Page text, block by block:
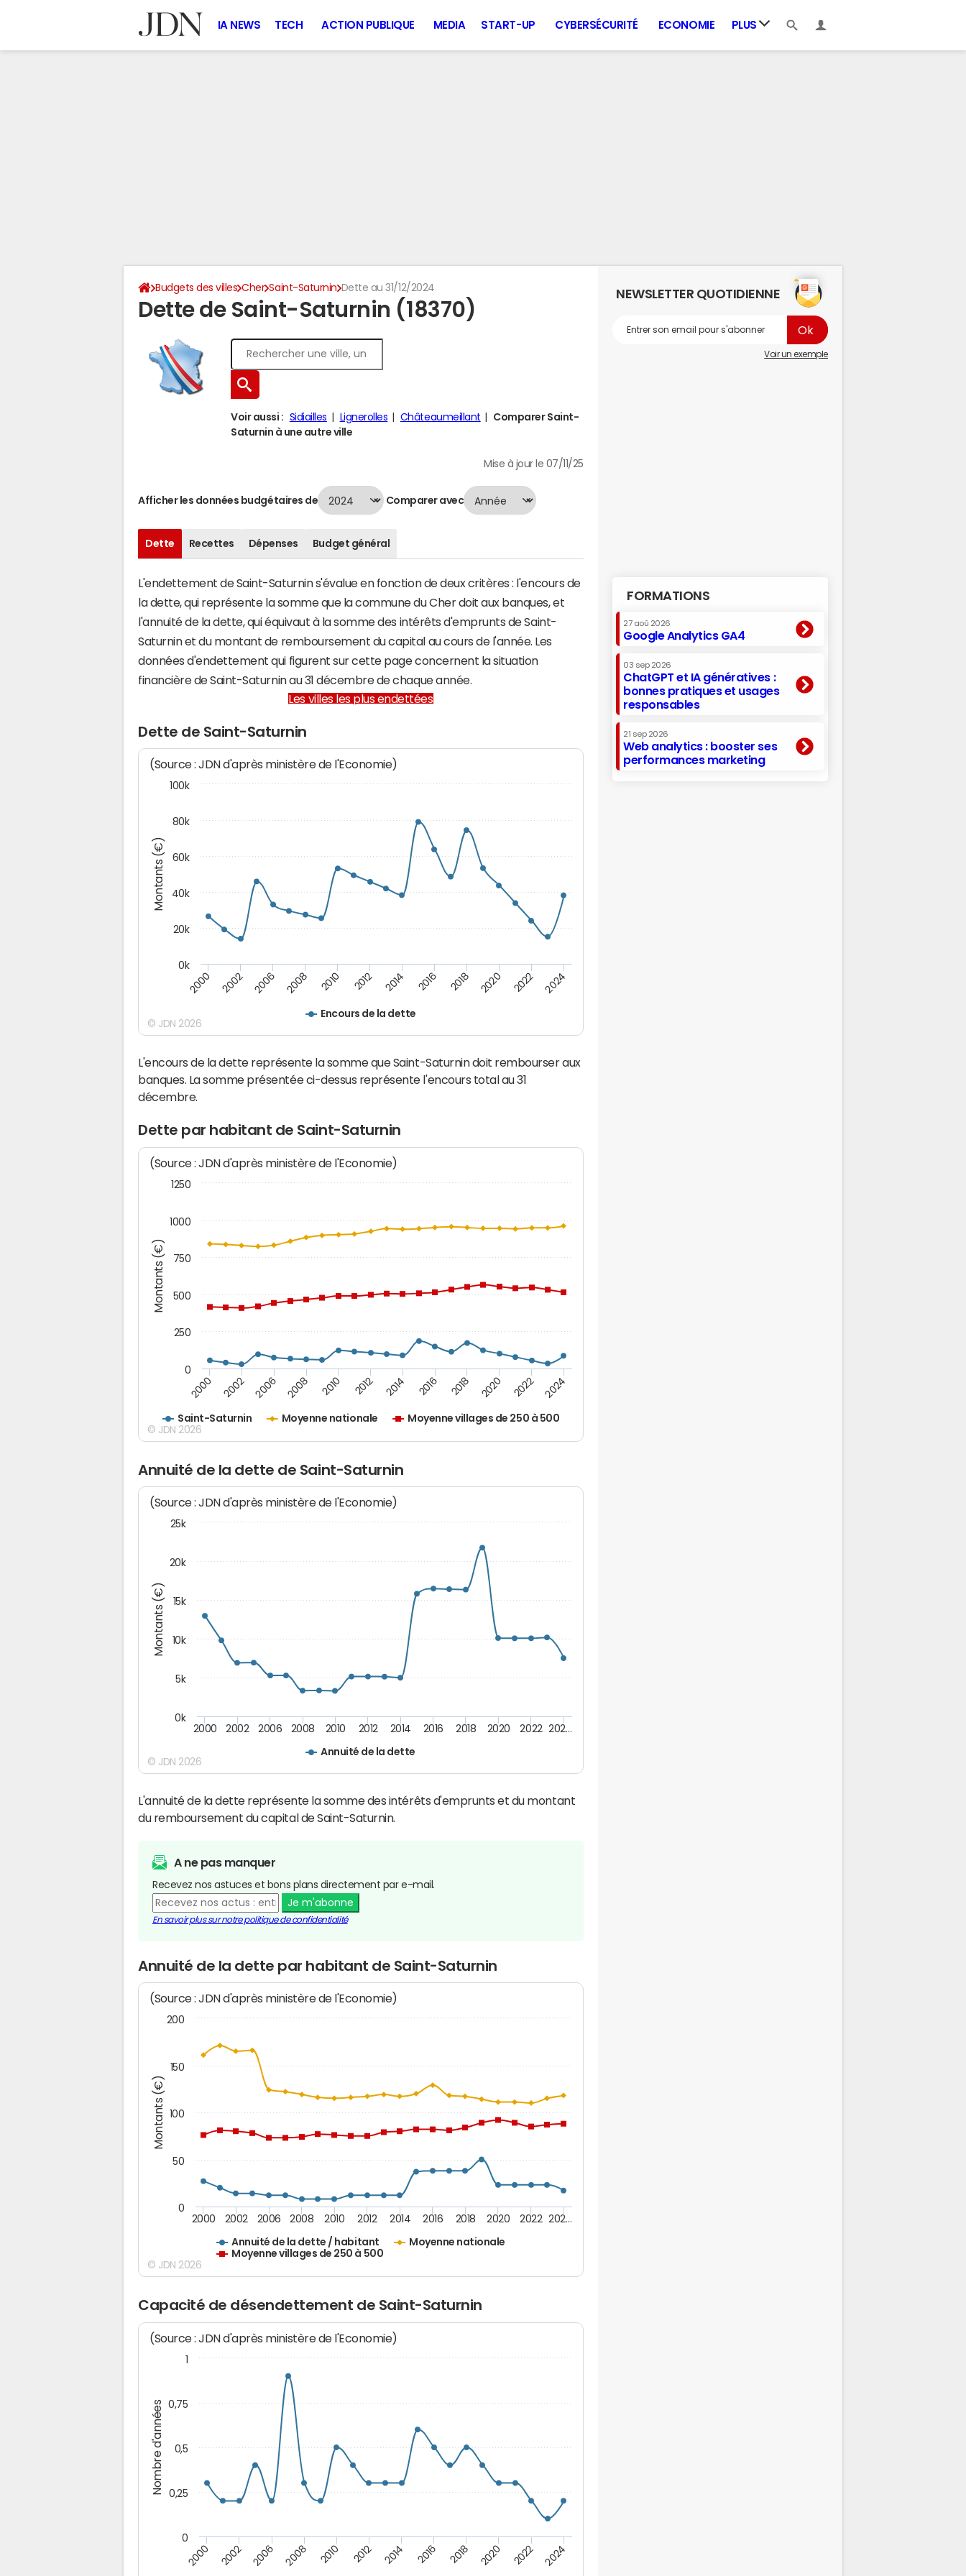
IA NEWS TECH ACTION PUBLIQUE MEDIA START-UP CYBERSÉCURITÉ ECONOMIE PLUS
Budgets des villes Cher Saint-Saturnin Dette au 31/12/2024
Dette de Saint-Saturnin (18370)
Voir aussi : Sidiailles Lignerolles Châteaumeillant
Comparer Saint-
Saturnin à une autre ville
Mise à jour le 07/11/25
Afficher les données budgétaires de Comparer avec
Dette Recettes Dépenses Budget général
L'endettement de Saint-Saturnin s'évalue en fonction de deux critères : l'encours de
la dette, qui représente la somme que la commune du Cher doit aux banques, et
l'annuité de la dette, qui équivaut à la somme des intérêts d'emprunts de Saint-
Saturnin et du montant de remboursement du capital au cours de l'année. Les
données d'endettement qui figurent sur cette page concernent la situation
financière de Saint-Saturnin au 31 décembre de chaque année.
Les villes les plus endettées
Dette de Saint-Saturnin
Montants (€)
(Source : JDN d'après ministère de l'Economie)
Encours de la dette
2000 2002 2006 2008 2010 2012 2014 2016 2018 2020 2022 2024
0k
20k
40k
60k
80k
100k
© JDN 2026
L'encours de la dette représente la somme que Saint-Saturnin doit rembourser aux
banques. La somme présentée ci-dessus représente l'encours total au 31
décembre.
Dette par habitant de Saint-Saturnin
Montants (€)
(Source : JDN d'après ministère de l'Economie)
Saint-Saturnin Moyenne nationale Moyenne villages de 250 à 500
2000 2002 2006 2008 2010 2012 2014 2016 2018 2020 2022 2024
0
250
500
750
1000
1250
© JDN 2026
Annuité de la dette de Saint-Saturnin
Montants (€)
(Source : JDN d'après ministère de l'Economie)
Annuité de la dette
2000 2002 2006 2008 2010 2012 2014 2016 2018 2020 2022 202…
0k
5k
10k
15k
20k
25k
© JDN 2026
L'annuité de la dette représente la somme des intérêts d'emprunts et du montant
du remboursement du capital de Saint-Saturnin.
A ne pas manquer
Recevez nos astuces et bons plans directement par e-mail.
Je m'abonne
En savoir plus sur notre politique de confidentialité
Annuité de la dette par habitant de Saint-Saturnin
Montants (€)
(Source : JDN d'après ministère de l'Economie)
Annuité de la dette / habitant
Moyenne nationale
Moyenne villages de 250 à 500
2000 2002 2006 2008 2010 2012 2014 2016 2018 2020 2022 202…
0
50
100
150
200
© JDN 2026
Capacité de désendettement de Saint-Saturnin
Nombre d'années
(Source : JDN d'après ministère de l'Economie)
2000 2002 2006 2008 2010 2012 2014 2016 2018 2020 2022 2024
0
0,25
0,5
0,75
1
NEWSLETTER QUOTIDIENNE
Voir un exemple
FORMATIONS
27 aoû 2026
Google Analytics GA4
03 sep 2026
ChatGPT et IA génératives :
bonnes pratiques et usages
responsables
21 sep 2026
Web analytics : booster ses
performances marketing